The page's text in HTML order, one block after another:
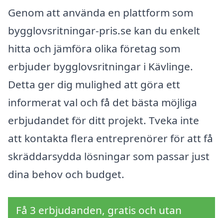
Genom att använda en plattform som
bygglovsritningar-pris.se kan du enkelt
hitta och jämföra olika företag som
erbjuder bygglovsritningar i Kävlinge.
Detta ger dig mulighed att göra ett
informerat val och få det bästa möjliga
erbjudandet för ditt projekt. Tveka inte
att kontakta flera entreprenörer för att få
skräddarsydda lösningar som passar just
dina behov och budget.
Få 3 erbjudanden, gratis och utan